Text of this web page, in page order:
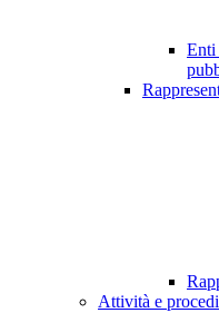
Enti
Attività e